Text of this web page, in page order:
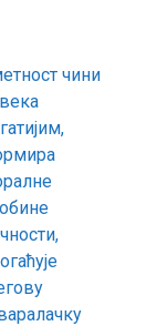
чини